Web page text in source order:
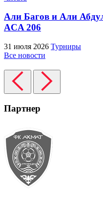
Али Багов и Али
ACA 206
31 июля 2026 Турниры
Все новости
Партнер